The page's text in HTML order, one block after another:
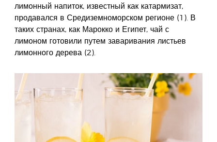
лимонный напиток, известный как катармизат,
продавался в Средиземноморском регионе (1). В
таких странах, как Марокко и Египет, чай с
лимоном готовили путем заваривания листьев
лимонного дерева (2).